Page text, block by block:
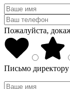
Пожалуйста,
Письмо директору